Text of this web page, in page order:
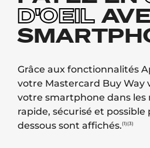
D'OEIL
Grâce aux fonctionnalités
votre Mastercard Buy Way
votre smartphone dans les
rapide, sécurisé et
dessous sont affichés.(1)(3)